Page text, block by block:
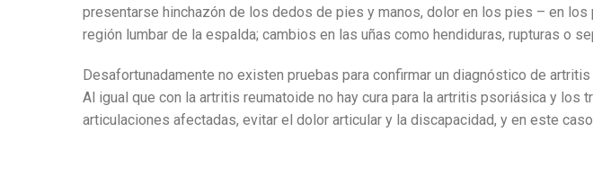
presentarse hinchazón de los dedos de pies y manos, dolor en los pies – en
región lumbar de la espalda; cambios en las uñas como hendiduras, rupturas o
Desafortunadamente no existen pruebas para confirmar un diagnóstico de
Al igual que con la artritis reumatoide no hay cura para la artritis psoriásica y
articulaciones afectadas, evitar el dolor articular y la discapacidad, y en este